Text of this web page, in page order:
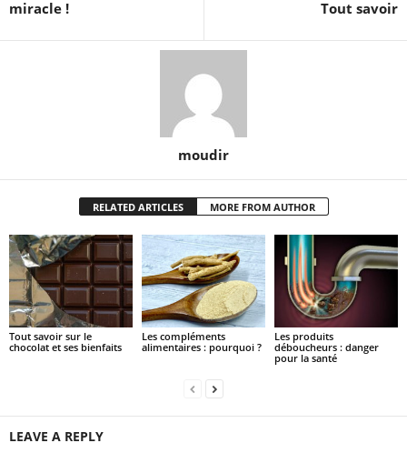
miracle !
Tout savoir
moudir
RELATED ARTICLES MORE FROM AUTHOR
Tout savoir sur le
chocolat et ses bienfaits
Les compléments
alimentaires : pourquoi ?
Les produits
déboucheurs : danger
pour la santé
LEAVE A REPLY